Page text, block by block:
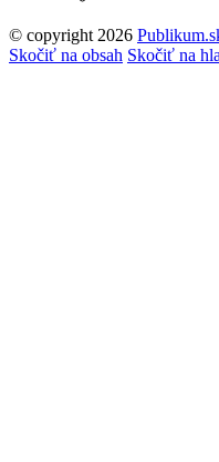
© copyright 2026
Tvorba stránok: Enjoy
Skočiť na obsah Skočiť na